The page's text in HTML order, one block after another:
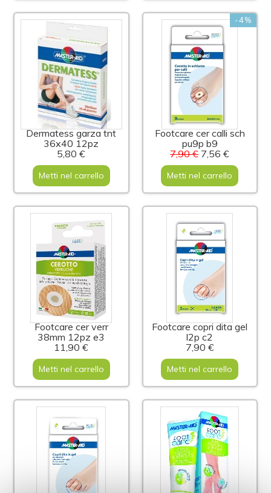
Dermatess garza tnt
36x40 12pz
5,80 €
Metti nel carrello
-4%
Footcare cer calli sch
pu9p b9
7,90 € 7,56 €
Metti nel carrello
Footcare cer verr
38mm 12pz e3
11,90 €
Metti nel carrello
Footcare copri dita gel
l2p c2
7,90 €
Metti nel carrello